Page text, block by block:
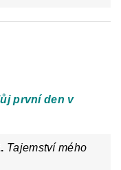
první den v
Tajemství mého